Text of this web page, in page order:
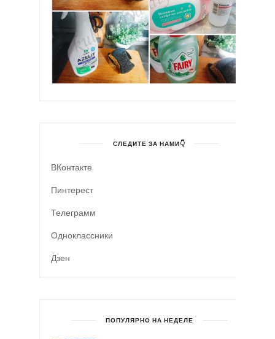
СЛЕДИТЕ ЗА НАМИ👇
ВКонтакте
Пинтерест
Телеграмм
Одноклассники
Дзен
ПОПУЛЯРНО НА НЕДЕЛЕ